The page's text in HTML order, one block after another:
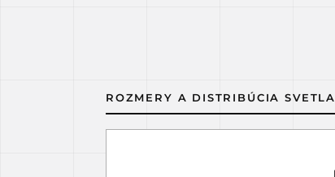
ROZMERY A DISTRIBÚCIA SVETLA